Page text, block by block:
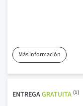
Más información
ENTREGAGRATUITA (1)